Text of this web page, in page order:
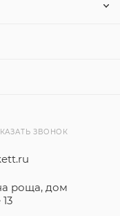
ЗВОНОК
роща, дом